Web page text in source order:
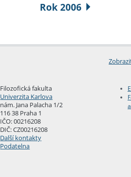
Rok 2006
Filozofická fakulta
Univerzita Karlova
nám. Jana Palacha 1/2
116 38 Praha 1
IČO: 00216208
DIČ: CZ00216208
Další kontakty
Podatelna